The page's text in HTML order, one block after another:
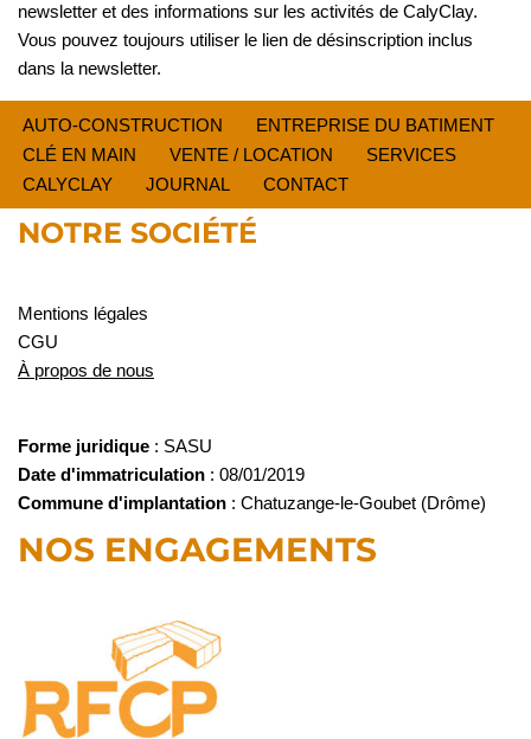
newsletter et des informations sur les activités de CalyClay.
Vous pouvez toujours utiliser le lien de désinscription inclus
dans la newsletter.
AUTO-CONSTRUCTION
ENTREPRISE DU BATIMENT
CLÉ EN MAIN
VENTE / LOCATION
SERVICES
CALYCLAY
JOURNAL CONTACT
NOTRE SOCIÉTÉ
Mentions légales
CGU
À propos de nous
Forme juridique : SASU
Date d'immatriculation : 08/01/2019
Commune d'implantation : Chatuzange-le-Goubet (Drôme)
NOS ENGAGEMENTS